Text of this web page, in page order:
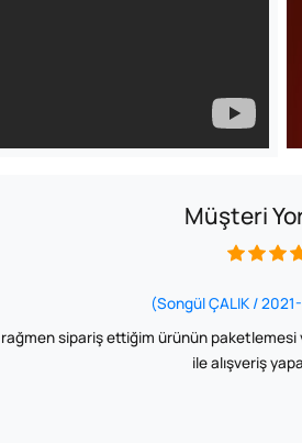
Müşteri
(Songül ÇALIK /
sipariş ettiğim ürünün paketlemesi
ile alışveriş